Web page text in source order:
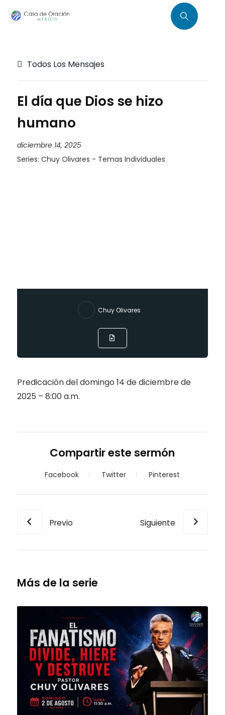
Todos Los Mensajes
El día que Dios se hizo
humano
diciembre 14, 2025
Series: Chuy Olivares - Temas Individuales
Chuy Olivares
Predicación del domingo 14 de diciembre de
2025 – 8:00 a.m.
Compartir este sermón
Facebook Twitter Pinterest
Previo Siguiente
Más de la serie